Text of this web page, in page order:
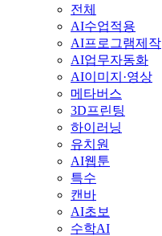
전체
AI수업적용
AI프로그램제작
AI업무자동화
AI이미지·영상
메타버스
3D프린팅
하이러닝
유치원
AI웹툰
특수
캔바
AI초보
수학AI